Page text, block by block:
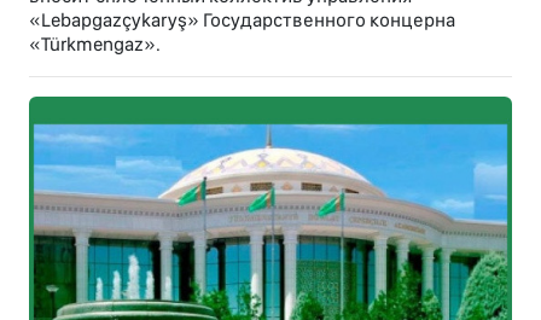
«Lebapgazçykaryş» Государственного концерна
«Türkmengaz».